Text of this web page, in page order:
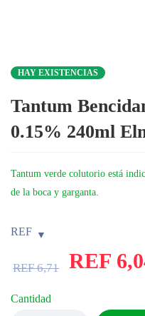
HAY EXISTENCIAS
Tantum
0.15% 240ml
Tantum verde colutorio está
de la boca y garganta.
REF
REF6,71 REF
Cantidad